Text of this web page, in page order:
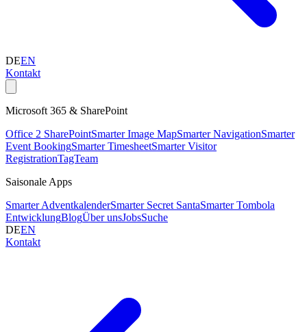
DEEN
Kontakt
Microsoft 365 & SharePoint
Office 2 SharePointSmarter Image MapSmarter NavigationSmarter
Event BookingSmarter TimesheetSmarter Visitor
RegistrationTagTeam
Saisonale Apps
Smarter AdventkalenderSmarter Secret SantaSmarter Tombola
EntwicklungBlogÜber unsJobsSuche
DEEN
Kontakt